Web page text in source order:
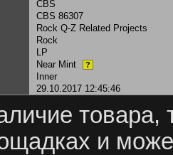
CBS
CBS 86307
Rock Q-Z Related Projects
Rock
LP
Near Mint ?
Inner
29.10.2017 12:45:46
товара,
и